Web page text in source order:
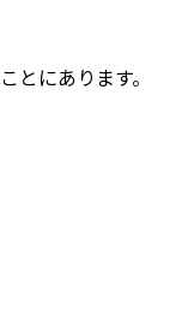
にあります。